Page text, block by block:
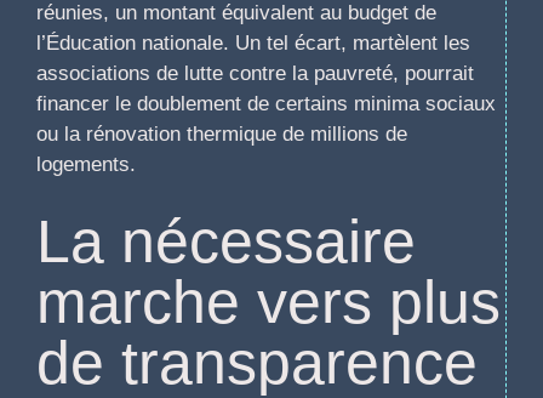
réunies, un montant équivalent au budget de
l’Éducation nationale. Un tel écart, martèlent les
associations de lutte contre la pauvreté, pourrait
financer le doublement de certains minima sociaux
ou la rénovation thermique de millions de
logements.
La nécessaire
marche vers plus
de transparence